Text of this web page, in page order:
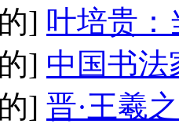
] 叶培贵：
] 中国书法
] 晋·王羲